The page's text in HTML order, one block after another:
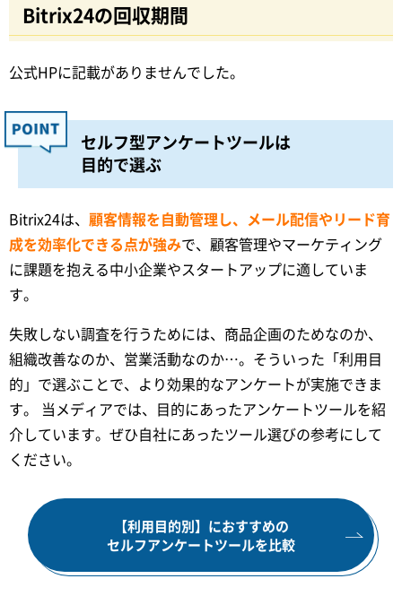
Bitrix24の回収期間
公式HPに記載がありませんでした。
セルフ型アンケートツールは
目的で選ぶ
Bitrix24は、 顧客情報を自動管理し、メール配信やリード育
成を効率化できる点が強みで、顧客管理やマーケティング
に課題を抱える中小企業やスタートアップに適していま
す。
失敗しない調査を行うためには、商品企画のためなのか、
組織改善なのか、営業活動なのか…。そういった「利用目
的」で選ぶことで、より効果的なアンケートが実施できま
す。 当メディアでは、目的にあったアンケートツールを紹
介しています。ぜひ自社にあったツール選びの参考にして
ください。
【利用目的別】におすすめの
セルフアンケートツールを比較